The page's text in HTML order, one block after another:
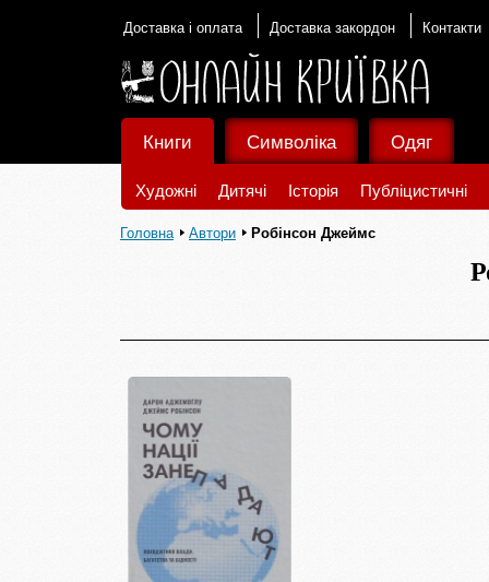
Доставка і оплата Доставка закордон Контакти
Книги
Художні Дитячі Історія Публіцистичні
Символіка Одяг
Головна Автори Робінсон Джеймс